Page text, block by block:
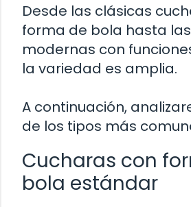
Desde las clásicas
forma de bola hasta
modernas con
la variedad es amplia.
A continuación,
de los tipos más
Cucharas con
bola estándar